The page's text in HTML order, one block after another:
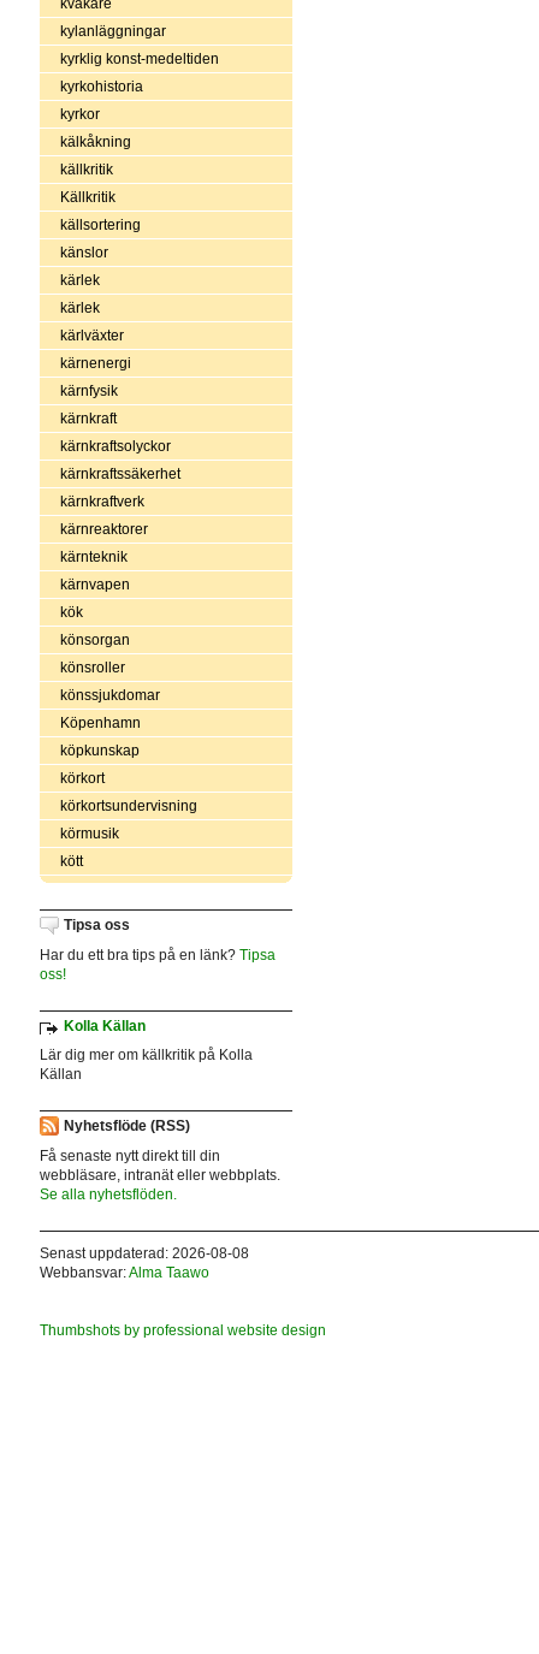
kväkare
kylanläggningar
kyrklig konst-medeltiden
kyrkohistoria
kyrkor
kälkåkning
källkritik
Källkritik
källsortering
känslor
kärlek
kärlek
kärlväxter
kärnenergi
kärnfysik
kärnkraft
kärnkraftsolyckor
kärnkraftssäkerhet
kärnkraftverk
kärnreaktorer
kärnteknik
kärnvapen
kök
könsorgan
könsroller
könssjukdomar
Köpenhamn
köpkunskap
körkort
körkortsundervisning
körmusik
kött
Tipsa oss
Har du ett bra tips på en länk? Tipsa
oss!
Kolla Källan
Lär dig mer om källkritik på Kolla
Källan
Nyhetsflöde (RSS)
Få senaste nytt direkt till din
webbläsare, intranät eller webbplats.
Se alla nyhetsflöden.
Senast uppdaterad: 2026-08-08
Webbansvar:Alma Taawo
Thumbshots by professional website design